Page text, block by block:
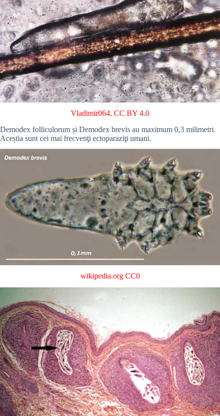
Vladimir064, CC BY 4.0
Demodex folliculorum și Demodex brevis au maximum 0,3 milimetri.
Aceștia sunt cei mai frecvenţi ectoparaziţi umani.
wikipedia.org CC0